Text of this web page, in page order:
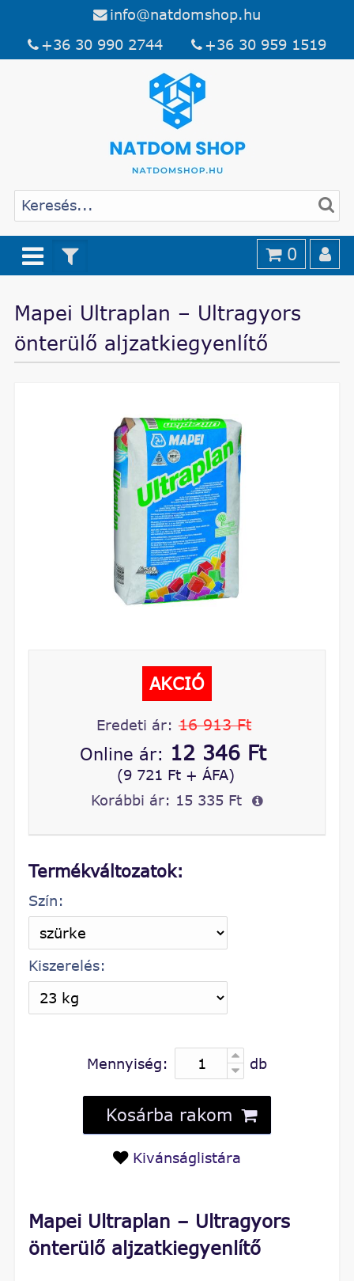
info@natdomshop.hu
+36 30 990 2744
+36 30 959 1519
0
Mapei Ultraplan – Ultragyors
önterülő aljzatkiegyenlítő
Mapei Ultraplan – Ultragyors
önterülő aljzatkiegyenlítő
AKCIÓ
Eredeti ár: 16 913 Ft
Online ár: 12 346 Ft
(9 721 Ft + ÁFA)
Korábbi ár: 15 335 Ft
Termékváltozatok:
Szín:
Kiszerelés:
Mennyiség: db
Kosárba rakom
Kivánságlistára